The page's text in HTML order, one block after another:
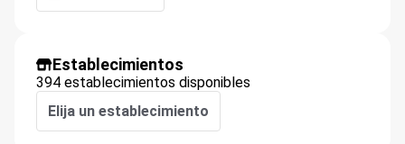
Establecimientos
394 establecimientos disponibles
Elija un establecimiento